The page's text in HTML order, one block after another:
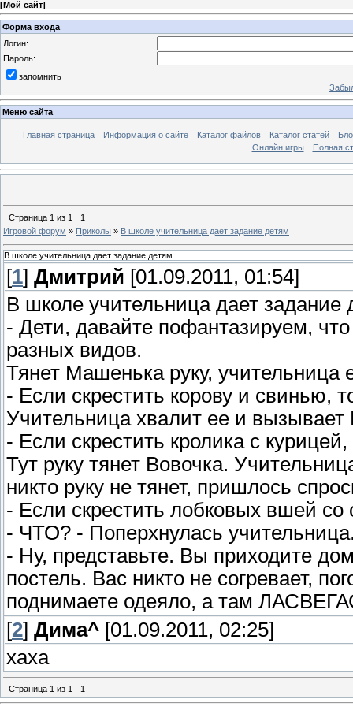
[Мой сайт]
Форма входа
Логин:
Пароль:
запомнить
Меню сайта
Главная страница Информация о сайте Каталог файлов Каталог статей
Онлайн игры
Полная
Страница 1 из 1
1
Игровой форум » Приколы » В школе учительница дает задание детям
В школе учительница дает задание детям
[1] Дмитрий [01.09.2011, 01:54]
В школе учительница дает задание
- Дети, давайте пофантазируем,
разных видов.
Тянет Машенька руку, учительница
- Если скрестить корову и свинью,
Учительница хвалит ее и вызывает
- Если скрестить кролика с
Тут руку тянет Вовочка.
никто руку не тянет, пришлось
- Если скрестить лобковых вшей со
- ЧТО? - Поперхнулась
- Ну, представьте. Вы приходите
постель. Вас никто не согревает,
поднимаете одеяло, а там
[2] Дима^ [01.09.2011, 02:25]
хаха
Страница 1 из 1 1